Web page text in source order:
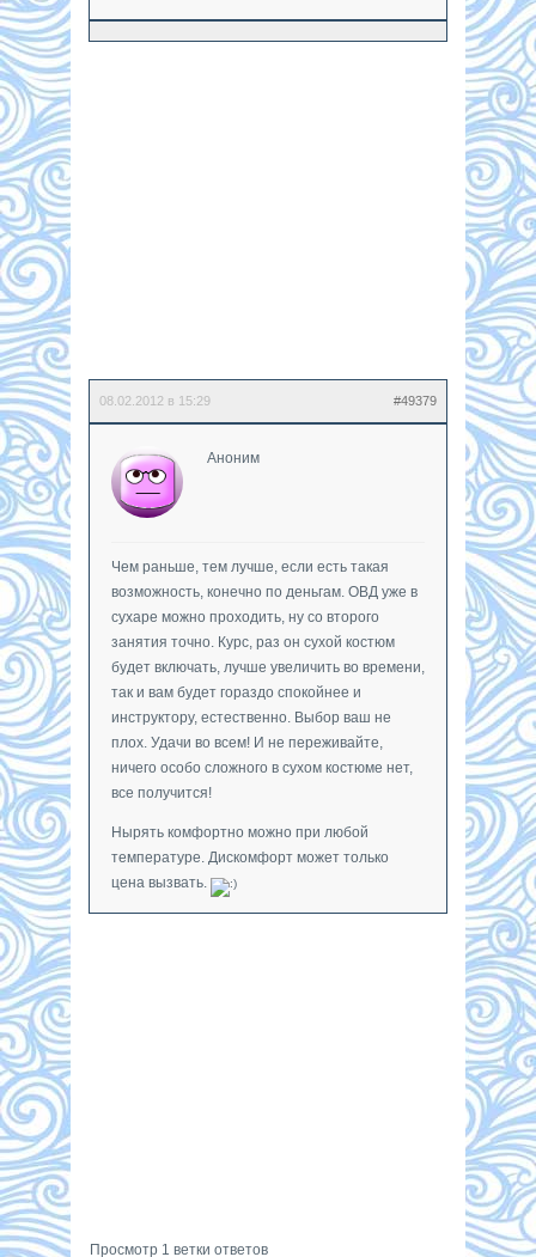
08.02.2012 в 15:29 #49379
Аноним
Чем раньше, тем лучше, если есть такая
возможность, конечно по деньгам. ОВД уже в
сухаре можно проходить, ну со второго
занятия точно. Курс, раз он сухой костюм
будет включать, лучше увеличить во времени,
так и вам будет гораздо спокойнее и
инструктору, естественно. Выбор ваш не
плох. Удачи во всем! И не переживайте,
ничего особо сложного в сухом костюме нет,
все получится!
Нырять комфортно можно при любой
температуре. Дискомфорт может только
цена вызвать.
Просмотр 1 ветки ответов